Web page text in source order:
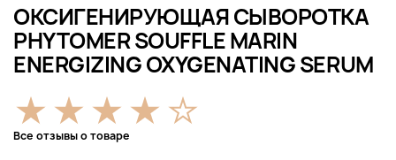
ОКСИГЕНИРУЮЩАЯ СЫВОРОТКА
PHYTOMER SOUFFLE MARIN
ENERGIZING OXYGENATING SERUM
Все отзывы о товаре